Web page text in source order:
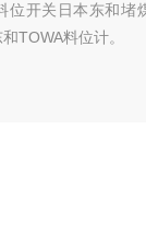
位开关日本东和
TOWA料位计。